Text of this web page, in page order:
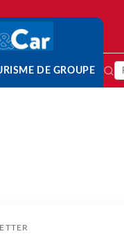
DE GROUPE